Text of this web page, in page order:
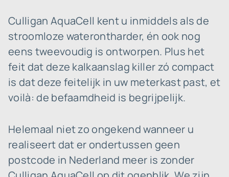
Culligan AquaCell kent u inmiddels als de
stroomloze waterontharder, én ook nog
eens tweevoudig is ontworpen. Plus het
feit dat deze kalkaanslag killer zó compact
is dat deze feitelijk in uw meterkast past, et
voilà: de befaamdheid is begrijpelijk.
Helemaal niet zo ongekend wanneer u
realiseert dat er ondertussen geen
postcode in Nederland meer is zonder